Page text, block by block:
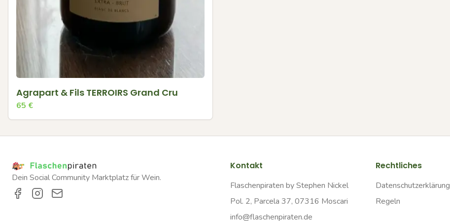
Agrapart & Fils TERROIRS Grand Cru
65 €
Dein Social Community Marktplatz für Wein.
Kontakt
Flaschenpiraten by Stephen Nickel
Pol. 2, Parcela 37, 07316 Moscari
info@flaschenpiraten.de
Rechtliches
Datenschutzerklärung
Regeln